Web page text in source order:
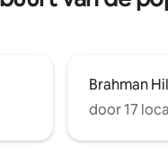
Brahman
door 17